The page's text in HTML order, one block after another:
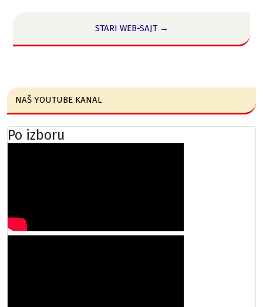
STARI WEB-SAJT →
NAŠ YOUTUBE KANAL
Po izboru